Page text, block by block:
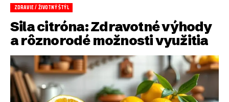
ZDRAVIE / ŽIVOTNÝ ŠTÝL
Sila citróna: Zdravotné výhody
a rôznorodé možnosti využitia